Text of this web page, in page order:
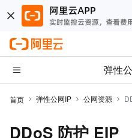
弹性
首页 弹性公网IP 公网资源
DDoS 防护 EIP